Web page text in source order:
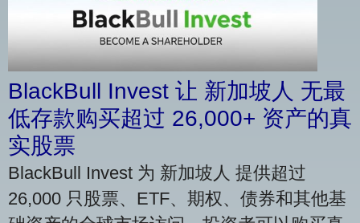
BlackBull Invest 让 新加坡人 无最
低存款购买超过 26,000+ 资产的真
实股票
BlackBull Invest 为 新加坡人 提供超过
26,000 只股票、ETF、期权、债券和其他基